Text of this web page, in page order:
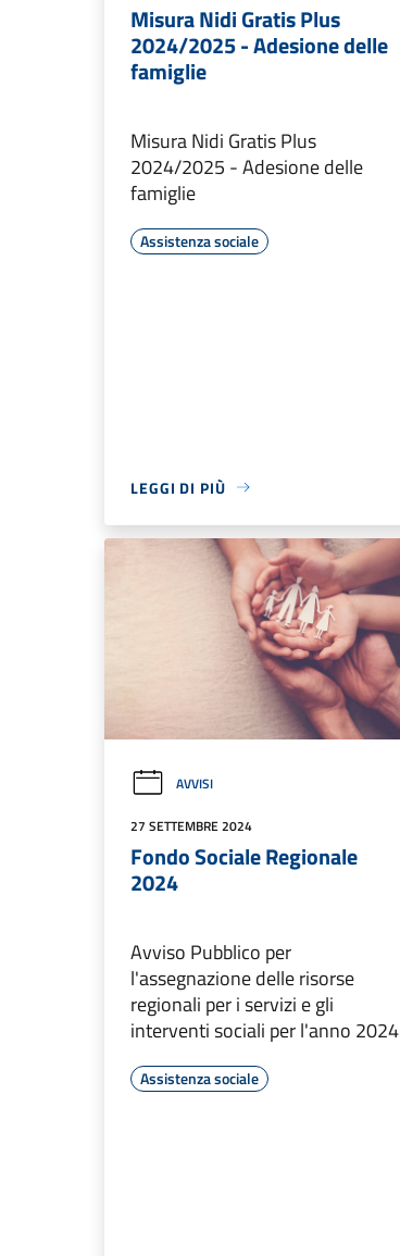
Misura Nidi Gratis Plus
2024/2025 - Adesione delle
famiglie
Misura Nidi Gratis Plus
2024/2025 - Adesione delle
famiglie
Assistenza sociale
LEGGI DI PIÙ
AVVISI
27 SETTEMBRE 2024
Fondo Sociale Regionale
2024
Avviso Pubblico per
l'assegnazione delle risorse
regionali per i servizi e gli
interventi sociali per l'anno 2024
Assistenza sociale